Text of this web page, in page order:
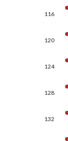
116
120
124
128
132